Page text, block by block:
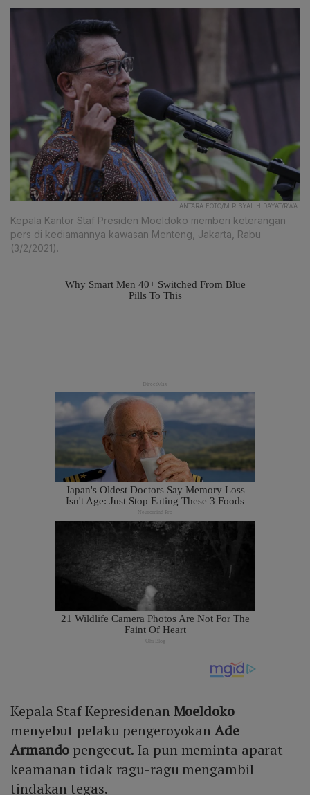
ANTARA FOTO/M RISYAL HIDAYAT/RWA.
Kepala Kantor Staf Presiden Moeldoko memberi keterangan
pers di kediamannya kawasan Menteng, Jakarta, Rabu
(3/2/2021).
Kepala Staf Kepresidenan Moeldoko
menyebut pelaku pengeroyokanAde
Armando pengecut. Ia pun meminta aparat
keamanan tidak ragu-ragu mengambil
tindakan tegas.